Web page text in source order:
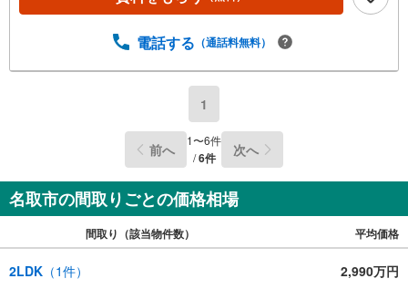
クや趣味のスペースとしても。【周辺環境】杜せきのした
田中学校 徒歩10分（746m）セブンイレブン 名取北高前
歩11分（835m）名取市役所 徒歩6分（430m）【所要時間
分～）■資金計画のご相談（45分～）≫他社さま掲載の物
件もご案内可能※ご都合に合わせてお時間調整致します
電話する （通話料無料）
1
前へ 1〜6件
/6件 次へ
名取市の間取りごとの価格相場
間取り（該当物件数） 平均価格
2LDK （1件） 2,990万円